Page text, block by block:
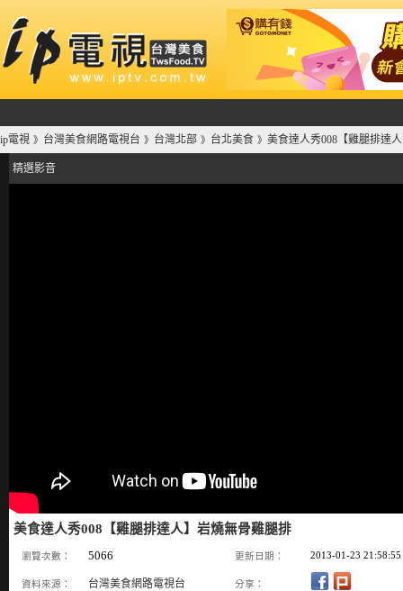
ip電視 》 台灣美食網路電視台 》 台灣北部 》 台北美食 》 美食達人秀008【雞腿排達
精選影音
美食達人秀008【雞腿排達人】岩燒無骨雞腿排
瀏覽次數： 5066 更新日期： 2013-01-23 21:58:55
資料來源： 台灣美食網路電視台 分享：